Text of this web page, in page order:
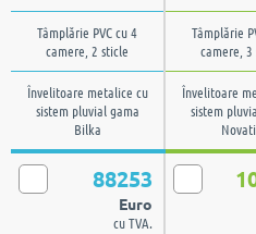
Tâmplărie PVC cu 4
camere, 2 sticle
Tâmplărie
camere, 3
Învelitoare metalice cu
sistem pluvial gama
Bilka
Învelitoare
sistem
88253
Euro
cu TVA.